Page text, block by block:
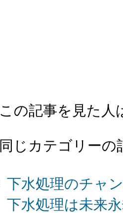
この記事を見た人
同じカテゴリーの
下水処理のチャ
下水処理は未来